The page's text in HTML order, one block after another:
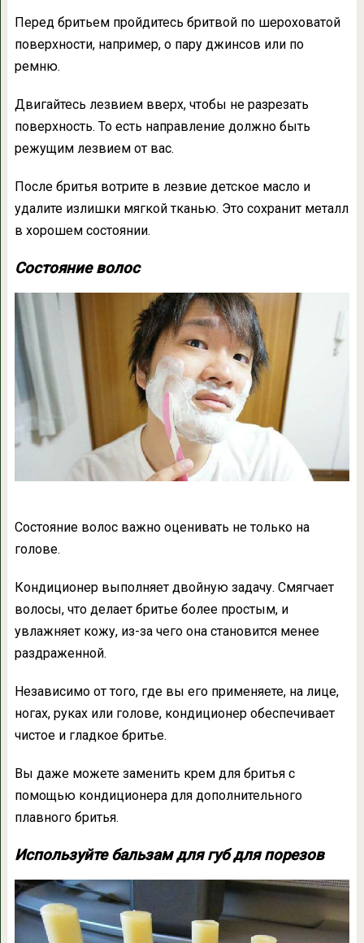
Перед бритьем пройдитесь бритвой по шероховатой
поверхности, например, о пару джинсов или по
ремню.
Двигайтесь лезвием вверх, чтобы не разрезать
поверхность. То есть направление должно быть
режущим лезвием от вас.
После бритья вотрите в лезвие детское масло и
удалите излишки мягкой тканью. Это сохранит металл
в хорошем состоянии.
Состояние волос
Состояние волос важно оценивать не только на
голове.
Кондиционер выполняет двойную задачу. Смягчает
волосы, что делает бритье более простым, и
увлажняет кожу, из-за чего она становится менее
раздраженной.
Независимо от того, где вы его применяете, на лице,
ногах, руках или голове, кондиционер обеспечивает
чистое и гладкое бритье.
Вы даже можете заменить крем для бритья с
помощью кондиционера для дополнительного
плавного бритья.
Используйте бальзам для губ для порезов